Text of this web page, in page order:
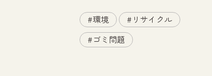
環境
リサイクル
ゴミ問題